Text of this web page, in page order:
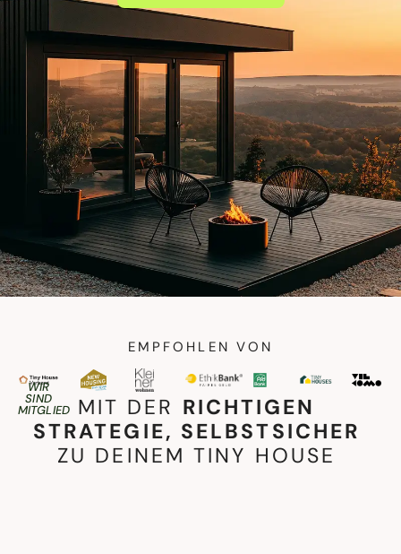
EMPFOHLEN VON
WIR
SIND
MITGLIED MIT DER RICHTIGEN
STRATEGIE, SELBSTSICHER
ZU DEINEM TINY HOUSE